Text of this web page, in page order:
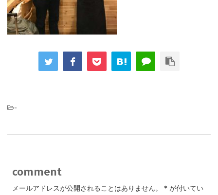
-
comment
メールアドレスが公開されることはありません。 * が付いてい